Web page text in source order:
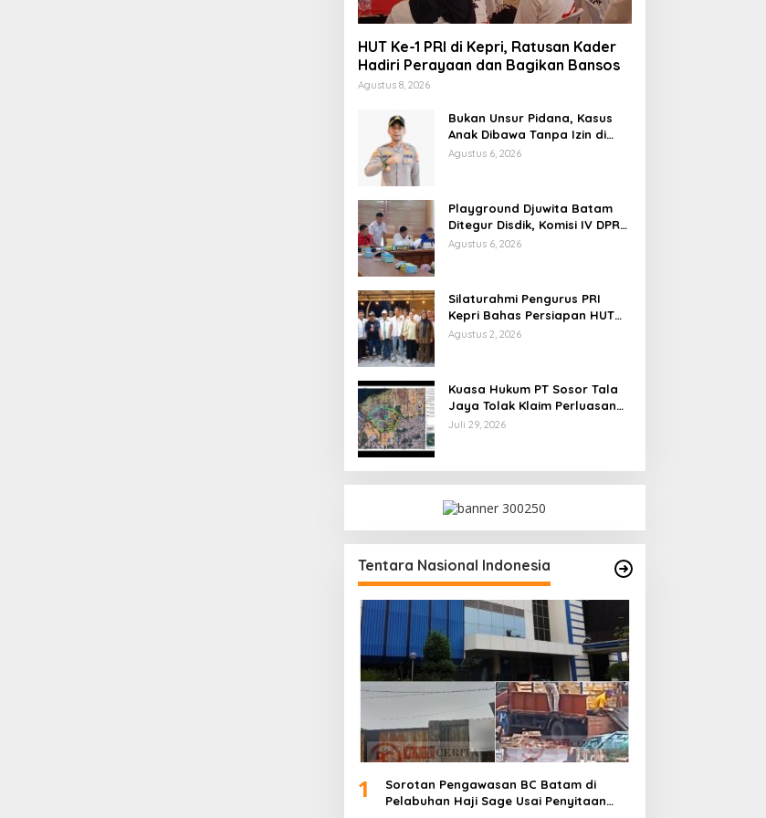
HUT Ke-1 PRI di Kepri, Ratusan Kader
Hadiri Perayaan dan Bagikan Bansos
Agustus 8, 2026
Bukan Unsur Pidana, Kasus
Anak Dibawa Tanpa Izin di
Lubuk Baja Dihentikan
Agustus 6, 2026
Playground Djuwita Batam
Ditegur Disdik, Komisi IV DPRD
Jadwalkan Sidak
Agustus 6, 2026
Silaturahmi Pengurus PRI
Kepri Bahas Persiapan HUT
Ke-1 dan Penguatan
Agustus 2, 2026
Kuasa Hukum PT Sosor Tala
Jaya Tolak Klaim Perluasan
Kampung Tua Batu Merah
Juli 29, 2026
Tentara Nasional Indonesia
1
Sorotan Pengawasan BC Batam di
Pelabuhan Haji Sage Usai Penyitaan